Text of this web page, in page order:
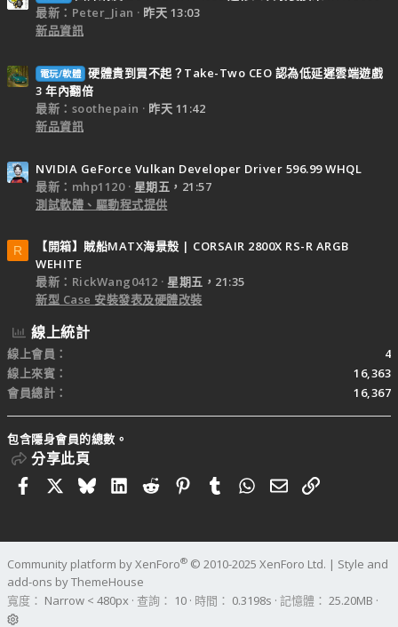
最新：Peter_Jian
昨天 13:03
新品資訊
電玩/軟體 硬體貴到買不起？Take-Two CEO 認為低延遲雲端遊戲
3 年內翻倍
最新：soothepain
昨天 11:42
新品資訊
NVIDIA GeForce Vulkan Developer Driver 596.99 WHQL
最新：mhp1120
星期五，21:57
測試軟體、驅動程式提供
R
【開箱】賊船MATX海景殼 | CORSAIR 2800X RS-R ARGB
WEHITE
最新：RickWang0412
星期五，21:35
新型 Case 安裝發表及硬體改裝
線上統計
線上會員
4
線上來賓
16,363
會員總計
16,367
包含隱身會員的總數。
分享此頁
FacebookBlueskyLinkedIn
RedditPinterestTumblrWhatsApp
電子郵件
連結
Community platform by XenForo® © 2010-2025 XenForo Ltd. | Style and
add-ons by ThemeHouse
寬度
查詢 10 時間 0.3198s 記憶體 25.20MB